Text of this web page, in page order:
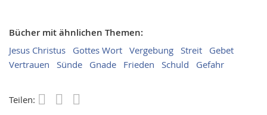
Bücher mit ähnlichen Themen:
Jesus Christus Gottes Wort Vergebung Streit
Gebet
Vertrauen
Sünde Gnade Frieden Schuld Gefahr
Teilen: